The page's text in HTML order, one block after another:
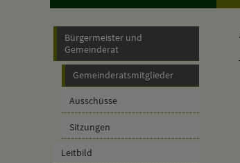
Bürgermeister und
Gemeinderat
Gemeinderatsmitglieder
Ausschüsse
Sitzungen
Leitbild